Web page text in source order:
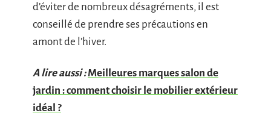
d’éviter de nombreux désagréments, il est
conseillé de prendre ses précautions en
amont de l’hiver.
A lire aussi : Meilleures marques salon de
jardin : comment choisir le mobilier extérieur
idéal ?